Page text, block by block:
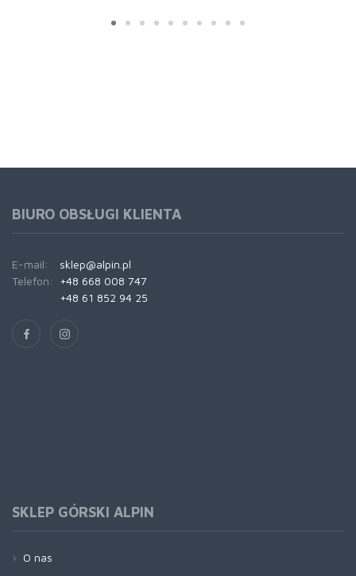
BIURO OBSŁUGI KLIENTA
E-mail:
sklep@alpin.pl
Telefon:
+48 668 008 747
+48 61 852 94 25
SKLEP GÓRSKI ALPIN
O nas